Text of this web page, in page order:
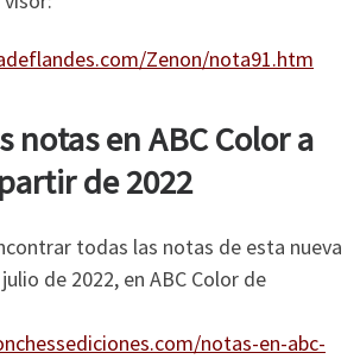
Zenon/nota91.htm
notas en ABC Color a
partir de 2022
todas las notas de esta nueva
de 2022, en ABC Color de
notas-en-abc-